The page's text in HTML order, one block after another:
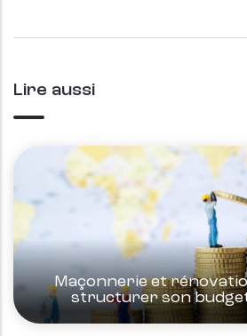
Lire aussi
Maçonnerie et
structurer son